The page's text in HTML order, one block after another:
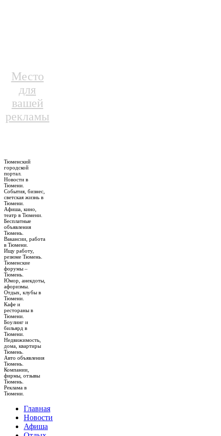
Место
для
вашей
рекламы
Тюменский
городской
портал.
Новости в
Тюмени.
События, бизнес,
светская жизнь в
Тюмени.
Афиша, кино,
театр в Тюмени.
Бесплатные
объявления
Тюмень.
Вакансии, работа
в Тюмени.
Ищу работу,
резюме Тюмень.
Тюменские
форумы –
Тюмень.
Юмор, анекдоты,
афоризмы.
Отдых, клубы в
Тюмени.
Кафе и
рестораны в
Тюмени.
Боулинг и
бильярд в
Тюмени.
Недвижимость,
дома, квартиры
Тюмень.
Авто объявления
Тюмень.
Компании,
фирмы, отзывы
Тюмень.
Реклама в
Тюмени.
Главная
Новости
Афиша